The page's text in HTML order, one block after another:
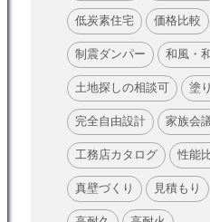
低炭素住宅 価格比較
制震ダンパー 和風・
土地探しの相談可 塗
完全自由設計 家族会
工務店カタログ 性能
真壁づくり 見積もり